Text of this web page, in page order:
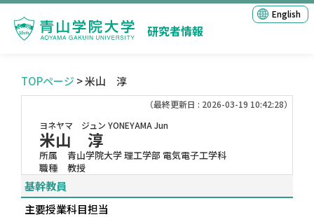
研究者情報
English
TOPページ > 米山 淳
（最終更新日 : 2026-03-19 10:42:28）
ヨネヤマ ジュン YONEYAMA Jun
米山 淳
所属
青山学院大学 理工学部 電気電子工学科
職種
教授
基幹教員
主要授業科目担当